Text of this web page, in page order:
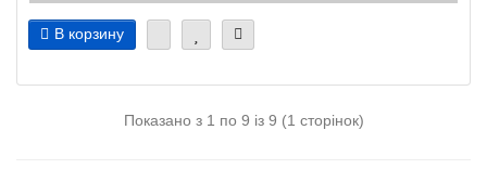
В корзину
Показано з 1 по 9 із 9 (1 сторінок)